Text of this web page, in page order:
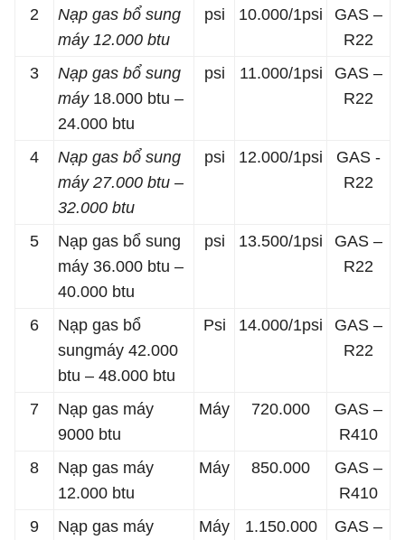
2
Nạp gas bổ sung
máy 12.000 btu
psi 10.000/1psi
GAS –
R22
3
Nạp gas bổ sung
máy18.000 btu –
24.000 btu
psi 11.000/1psi
GAS –
R22
4
Nạp gas bổ sung
máy 27.000 btu –
32.000 btu
psi 12.000/1psi
GAS -
R22
5
Nạp gas bổ sung
máy 36.000 btu –
40.000 btu
psi 13.500/1psi
GAS –
R22
6
Nạp gas bổ
sungmáy 42.000
btu – 48.000 btu
Psi 14.000/1psi
GAS –
R22
7
Nạp gas máy
9000 btu
Máy 720.000
GAS –
R410
8
Nạp gas máy
12.000 btu
Máy 850.000
GAS –
R410
9
Nạp gas máy
Máy 1.150.000
GAS –